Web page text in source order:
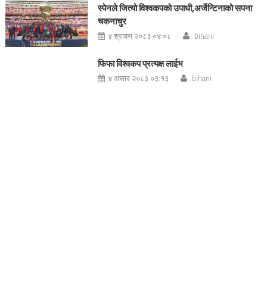
स्पेनले जित्यो विश्वकपको उपाधी,अर्जेन्टिनाको सपना
चकनाचुर
४ श्रावण २०८३ ०४:०८ bihani
फिफा विश्वकप प्रत्यक्ष लाईभ
४ असार २०८३ ०३:१३ bihani